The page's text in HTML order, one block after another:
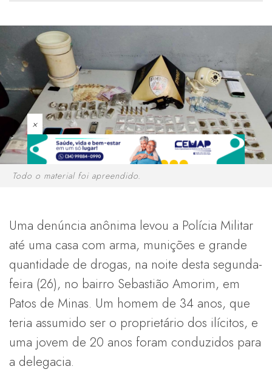
×
Todo o material foi apreendido.
Uma denúncia anônima levou a Polícia Militar
até uma casa com arma, munições e grande
quantidade de drogas, na noite desta segunda-
feira (26), no bairro Sebastião Amorim, em
Patos de Minas. Um homem de 34 anos, que
teria assumido ser o proprietário dos ilícitos, e
uma jovem de 20 anos foram conduzidos para
a delegacia.